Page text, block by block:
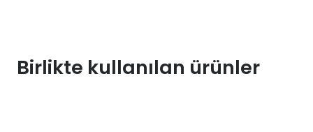
Birlikte kullanılan ürünler